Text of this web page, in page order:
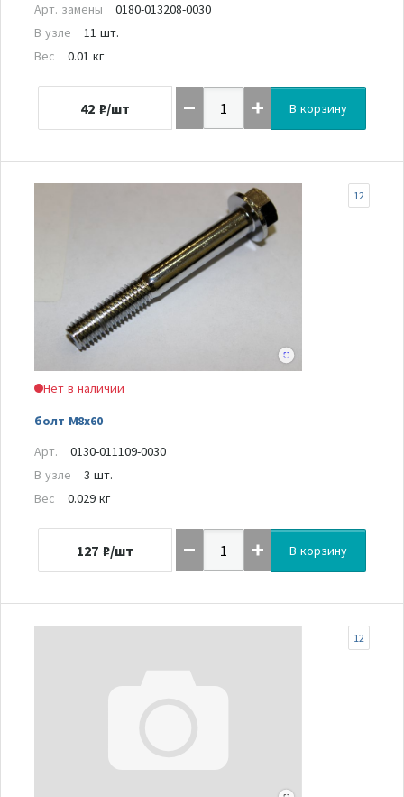
Арт. замены
0180-013208-0030
В узле
11 шт.
Вес
0.01 кг
42 ₽/шт В корзину
Нет в наличии
болт M8x60
12
Арт.
0130-011109-0030
В узле
3 шт.
Вес
0.029 кг
127 ₽/шт В корзину
12